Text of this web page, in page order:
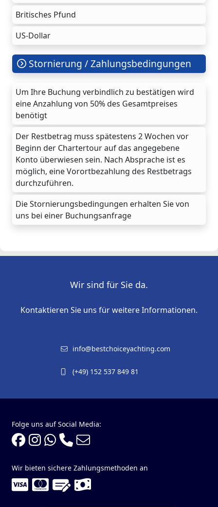
Britisches Pfund
US-Dollar
Stornierung / Zahlungsbedingungen
Um Ihre Buchung verbindlich zu bestätigen wird
eine Anzahlung von 50% des Gesamtpreises
benötigt
Der Restbetrag muss spätestens 2 Wochen vor
Beginn der Chartertour auf das angegebene
Konto überwiesen sein. Nach Absprache ist es
möglich, eine Vorortbezahlung des Restbetrags
durchzuführen.
Die Stornierungsbedingungen erhalten Sie von
uns bei einer Buchungsanfrage
Wir sind für Sie da.
Kontaktieren Sie uns für weitere Informationen.
info@bestchoiceyachting.com
(+49) 152 537 849 81
Folge uns auf Social Media:
Wir bieten sichere Zahlungsmethoden an